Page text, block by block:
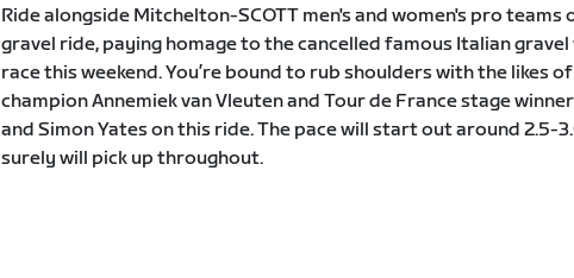
Ride alongside Mitchelton-SCOTT men's and women's pro teams
gravel ride, paying homage to the cancelled famous Italian
race this weekend. You’re bound to rub shoulders with the likes
champion Annemiek van Vleuten and Tour de France stage
and Simon Yates on this ride. The pace will start out around 2.5-
surely will pick up throughout.